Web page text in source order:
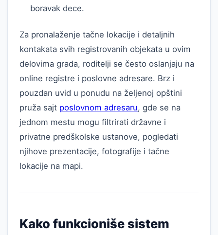
boravak dece.
Za pronalaženje tačne lokacije i detaljnih
kontakata svih registrovanih objekata u ovim
delovima grada, roditelji se često oslanjaju na
online registre i poslovne adresare. Brz i
pouzdan uvid u ponudu na željenoj opštini
pruža sajt poslovnom adresaru, gde se na
jednom mestu mogu filtrirati državne i
privatne predškolske ustanove, pogledati
njihove prezentacije, fotografije i tačne
lokacije na mapi.
Kako funkcioniše sistem